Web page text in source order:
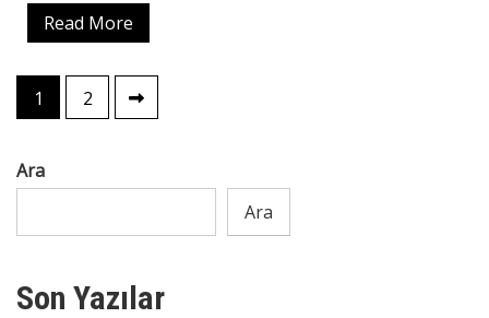
Read More
Yazı
sayfalaması
1 2
Ara
Ara
Son Yazılar